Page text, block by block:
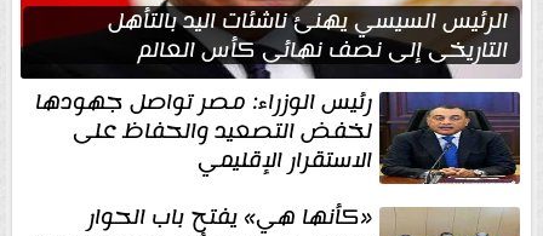
الرئيس السيسي يهنئ ناشئات اليد بالتأهل
التاريخي إلى نصف نهائي كأس العالم
رئيس الوزراء: مصر تواصل جهودها
لخفض التصعيد والحفاظ على
الاستقرار الإقليمي
«كأنها هي» يفتح باب الحوار